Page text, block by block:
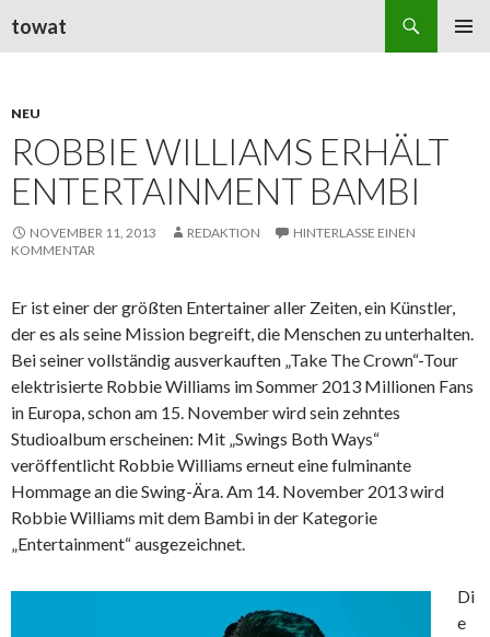
towat
NEU
ROBBIE WILLIAMS ERHÄLT
ENTERTAINMENT BAMBI
NOVEMBER 11, 2013 REDAKTION
HINTERLASSE EINEN
KOMMENTAR
Er ist einer der größten Entertainer aller Zeiten, ein Künstler,
der es als seine Mission begreift, die Menschen zu unterhalten.
Bei seiner vollständig ausverkauften „Take The Crown“-Tour
elektrisierte Robbie Williams im Sommer 2013 Millionen Fans
in Europa, schon am 15. November wird sein zehntes
Studioalbum erscheinen: Mit „Swings Both Ways“
veröffentlicht Robbie Williams erneut eine fulminante
Hommage an die Swing-Ära. Am 14. November 2013 wird
Robbie Williams mit dem Bambi in der Kategorie
„Entertainment“ ausgezeichnet.
Di
e